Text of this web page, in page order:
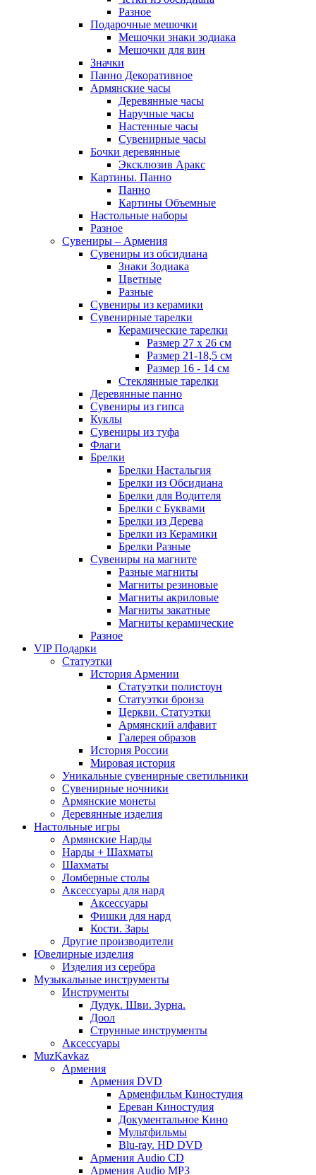
Разное
Подарочные мешочки
Мешочки знаки зодиака
Мешочки для вин
Значки
Панно Декоративное
Армянские часы
Деревянные часы
Наручные часы
Настенные часы
Сувенирные часы
Бочки деревянные
Эксклюзив Аракс
Картины. Панно
Панно
Картины Объемные
Настольные наборы
Разное
Сувениры – Армения
Сувениры из обсидиана
Знаки Зодиака
Цветные
Разные
Сувениры из керамики
Сувенирные тарелки
Керамические тарелки
Размер 27 х 26 см
Размер 21-18,5 см
Размер 16 - 14 см
Стеклянные тарелки
Деревянные панно
Сувениры из гипса
Куклы
Сувениры из туфа
Флаги
Брелки
Брелки Настальгия
Брелки из Обсидиана
Брелки для Водителя
Брелки с Буквами
Брелки из Дерева
Брелки из Керамики
Брелки Разные
Сувениры на магните
Разные магниты
Магниты резиновые
Магниты акриловые
Магниты закатные
Магниты керамические
Разное
VIP Подарки
Статуэтки
История Армении
Статуэтки полистоун
Статуэтки бронза
Церкви. Статуэтки
Армянский алфавит
Галерея образов
История России
Мировая история
Уникальные сувенирные светильники
Сувенирные ночники
Армянские монеты
Деревянные изделия
Настольные игры
Армянские Нарды
Нарды + Шахматы
Шахматы
Ломберные столы
Аксессуары для нард
Аксессуары
Фишки для нард
Кости. Зары
Другие производители
Ювелирные изделия
Изделия из серебра
Музыкальные инструменты
Инструменты
Дудук. Шви. Зурна.
Доол
Струнные инструменты
Аксессуары
MuzKavkaz
Армения
Армения DVD
Арменфильм Киностудия
Ереван Киностудия
Документальное Кино
Мультфильмы
Blu-ray. HD DVD
Армения Audio CD
Армения Audio MP3